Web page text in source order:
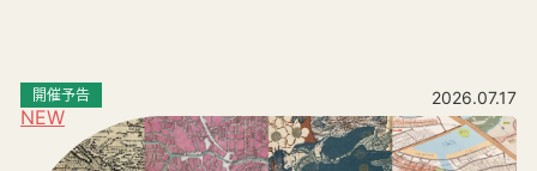
NEW
開催予告 2026.07.17